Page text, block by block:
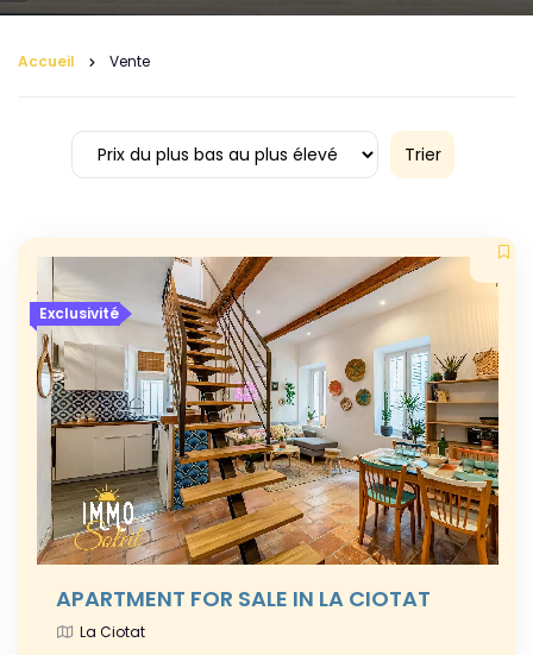
Accueil Vente
Trier
Exclusivité
APARTMENT FOR SALE IN LA CIOTAT
La Ciotat